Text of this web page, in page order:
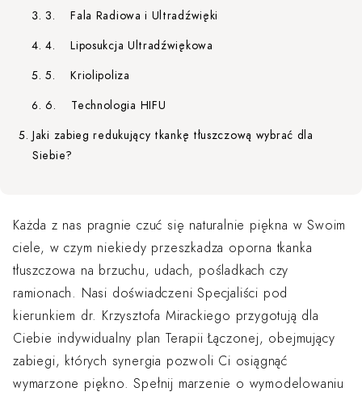
3. Fala Radiowa i Ultradźwięki
4. Liposukcja Ultradźwiękowa
5. Kriolipoliza
6. Technologia HIFU
Jaki zabieg redukujący tkankę tłuszczową wybrać dla
Siebie?
Każda z nas pragnie czuć się naturalnie piękna w Swoim
ciele, w czym niekiedy przeszkadza oporna tkanka
tłuszczowa na brzuchu, udach, pośladkach czy
ramionach. Nasi doświadczeni Specjaliści pod
kierunkiem dr. Krzysztofa Mirackiego przygotują dla
Ciebie indywidualny plan Terapii Łączonej, obejmujący
zabiegi, których synergia pozwoli Ci osiągnąć
wymarzone piękno. Spełnij marzenie o wymodelowaniu